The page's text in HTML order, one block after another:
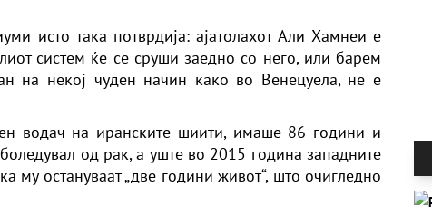
исто така потврдија: ајатолахот Али Хамнеи е
систем ќе се сруши заедно со него, или барем
на некој чуден начин како во Венецуела, не е
водач на иранските шиити, имаше 86 години и
од рак, а уште во 2015 година западните
му остануваат „две години живот“, што очигледно